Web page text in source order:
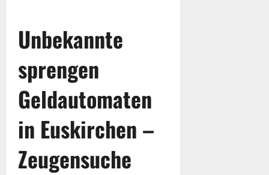
Unbekannte
sprengen
Geldautomaten
in Euskirchen –
Zeugensuche